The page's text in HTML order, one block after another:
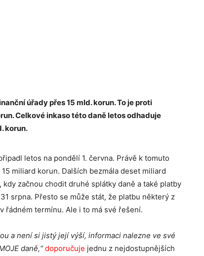
úřady přes 15 mld. korun. To je proti
Celkové inkaso této daně letos odhaduje
korun.
letos na pondělí 1. června. Právě k tomuto
miliard korun. Dalších bezmála deset miliard
začnou chodit druhé splátky daně a také platby
srpna. Přesto se může stát, že platbu některý z
řádném termínu. Ale i to má své řešení.
a není si jistý její výší, informaci nalezne ve své
daně,“ doporučuje jednu z nejdostupnějších